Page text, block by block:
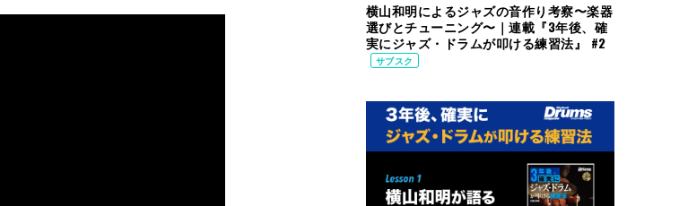
横山和明によるジャズの音作り考察〜楽器
選びとチューニング〜｜連載『3年後、確
実にジャズ・ドラムが叩ける練習法』 #2
サブスク